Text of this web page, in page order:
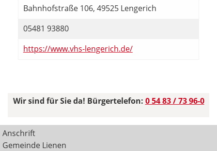
Bahnhofstraße 106, 49525 Lengerich
05481 93880
https://www.vhs-lengerich.de/
Wir sind für Sie da! Bürgertelefon: 0 54 83 / 73 96-0
Anschrift
Gemeinde Lienen